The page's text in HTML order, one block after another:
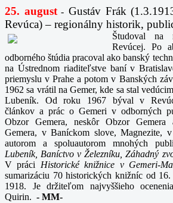
25. august- Gustáv Frák
Revúca) – regionálny historik,
Študoval na
Revúcej. Po
odborného štúdia pracoval ako banský
na Ústrednom riaditeľstve baní v
priemyslu v Prahe a potom v Banských
1962 sa vrátil na Gemer, kde sa stal
Lubeník. Od roku 1967 býval v
článkov a prác o Gemeri v odborných
Obzor Gemera, neskôr Obzor
Gemera, v Baníckom slove, Magnezite,
autorom a spoluautorom mnohých
Lubeník, Baníctvo v Železníku, Záhadný
V práci Historické knižnice v Gemeri-
sumarizáciu 70 historických knižníc od
1918. Je držiteľom najvyššieho
Quirin. - MM-